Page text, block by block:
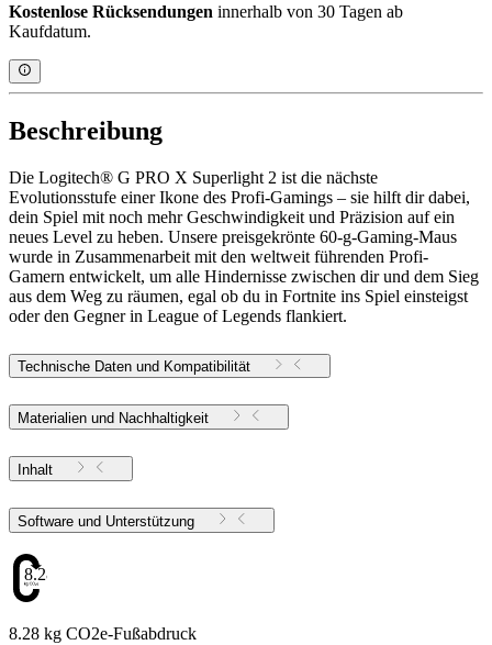
Kostenlose Rücksendungen innerhalb von 30 Tagen ab
Kaufdatum.
Beschreibung
Die Logitech® G PRO X Superlight 2 ist die nächste
Evolutionsstufe einer Ikone des Profi-Gamings – sie hilft dir dabei,
dein Spiel mit noch mehr Geschwindigkeit und Präzision auf ein
neues Level zu heben. Unsere preisgekrönte 60-g-Gaming-Maus
wurde in Zusammenarbeit mit den weltweit führenden Profi-
Gamern entwickelt, um alle Hindernisse zwischen dir und dem Sieg
aus dem Weg zu räumen, egal ob du in Fortnite ins Spiel einsteigst
oder den Gegner in League of Legends flankiert.
Technische Daten und Kompatibilität
Materialien und Nachhaltigkeit
Inhalt
Software und Unterstützung
8.28
8.28 kg CO2e-Fußabdruck